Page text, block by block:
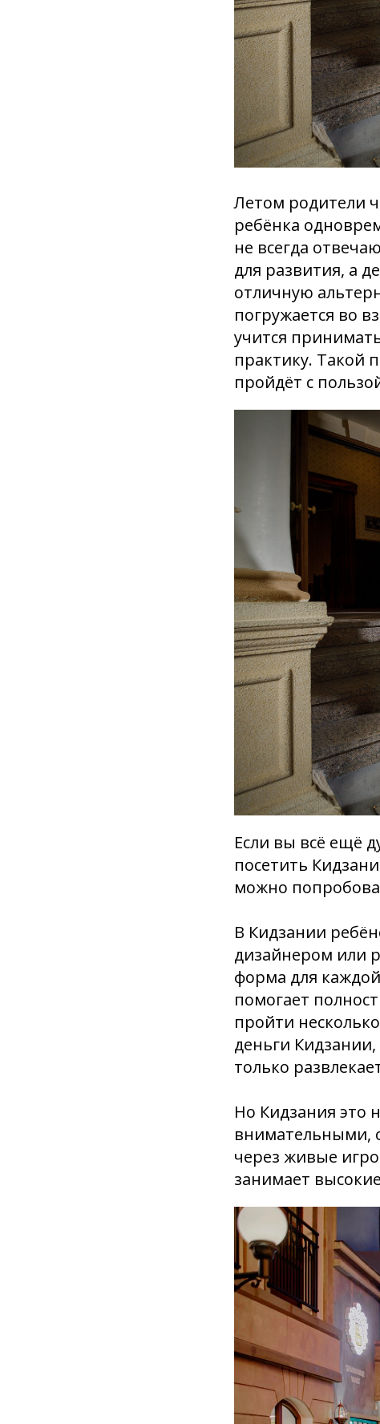
Летом родители
ребёнка
не всегда
для развития, а
отличную
погружается во
учится
практику. Такой
пройдёт с
Если вы всё ещё
посетить
можно
В Кидзании
дизайнером или
форма для
помогает
пройти
деньги
только
Но Кидзания это
внимательными,
через живые
занимает